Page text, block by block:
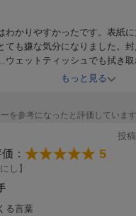
わかりやすかったです。表紙
ても嫌な気分になりました。
ェットティッシュでも拭き
もっと見る
を参考になったと評価しています
投
： 5
にし】
る言葉